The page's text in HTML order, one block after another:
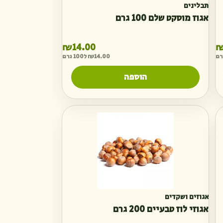
תבלינים
אגוז מוסקט שלם 100 גרם
₪14.00
₪14.00 ל100 גרם
הוספה
אגוזים ושקדים
אגוזי לוז טבעיים 200 גרם